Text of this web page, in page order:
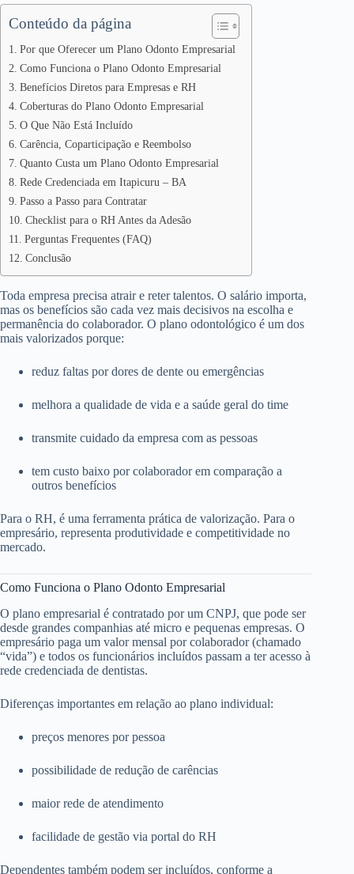
Conteúdo da página
Por que Oferecer um Plano Odonto Empresarial
Como Funciona o Plano Odonto Empresarial
Benefícios Diretos para Empresas e RH
Coberturas do Plano Odonto Empresarial
O Que Não Está Incluído
Carência, Coparticipação e Reembolso
Quanto Custa um Plano Odonto Empresarial
Rede Credenciada em Itapicuru – BA
Passo a Passo para Contratar
Checklist para o RH Antes da Adesão
Perguntas Frequentes (FAQ)
Conclusão
Toda empresa precisa atrair e reter talentos. O salário importa,
mas os benefícios são cada vez mais decisivos na escolha e
permanência do colaborador. O plano odontológico é um dos
mais valorizados porque:
reduz faltas por dores de dente ou emergências
melhora a qualidade de vida e a saúde geral do time
transmite cuidado da empresa com as pessoas
tem custo baixo por colaborador em comparação a
outros benefícios
Para o RH, é uma ferramenta prática de valorização. Para o
empresário, representa produtividade e competitividade no
mercado.
Como Funciona o Plano Odonto Empresarial
O plano empresarial é contratado por um CNPJ, que pode ser
desde grandes companhias até micro e pequenas empresas. O
empresário paga um valor mensal por colaborador (chamado
“vida”) e todos os funcionários incluídos passam a ter acesso à
rede credenciada de dentistas.
Diferenças importantes em relação ao plano individual:
preços menores por pessoa
possibilidade de redução de carências
maior rede de atendimento
facilidade de gestão via portal do RH
Dependentes também podem ser incluídos, conforme a